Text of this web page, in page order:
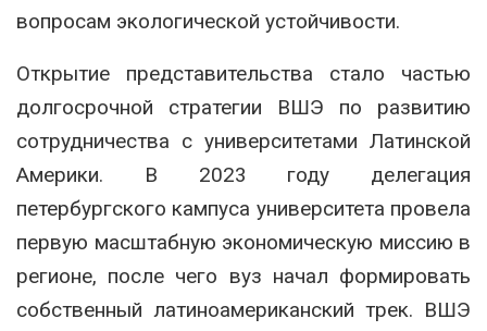
вопросам экологической устойчивости.
Открытие представительства стало частью
долгосрочной стратегии ВШЭ по развитию
сотрудничества с университетами Латинской
Америки. В 2023 году делегация
петербургского кампуса университета провела
первую масштабную экономическую миссию в
регионе, после чего вуз начал формировать
собственный латиноамериканский трек. ВШЭ